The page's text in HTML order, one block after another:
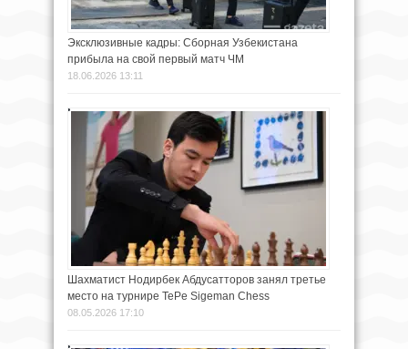
Эксклюзивные кадры: Сборная Узбекистана
прибыла на свой первый матч ЧМ
18.06.2026 13:11
Шахматист Нодирбек Абдусатторов занял третье
место на турнире TePe Sigeman Chess
08.05.2026 17:10